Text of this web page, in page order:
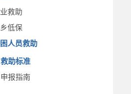
救助
低保
人员救助
救助标准
申报指南